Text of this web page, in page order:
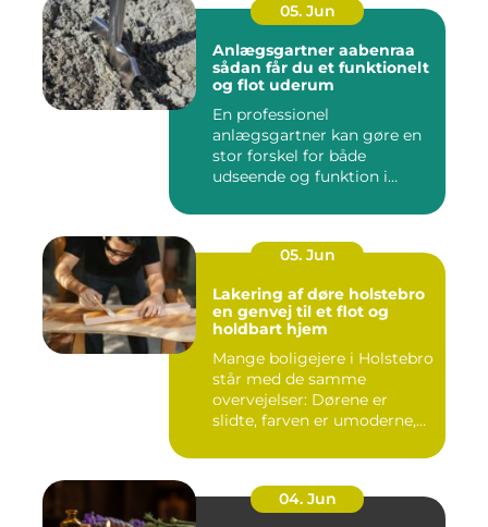
05. Jun
Anlægsgartner aabenraa
sådan får du et funktionelt
og flot uderum
En professionel
anlægsgartner kan gøre en
stor forskel for både
udseende og funktion i
05. Jun
Lakering af døre holstebro
en genvej til et flot og
holdbart hjem
Mange boligejere i Holstebro
står med de samme
overvejelser: Dørene er
slidte, farven er umoderne,
04. Jun